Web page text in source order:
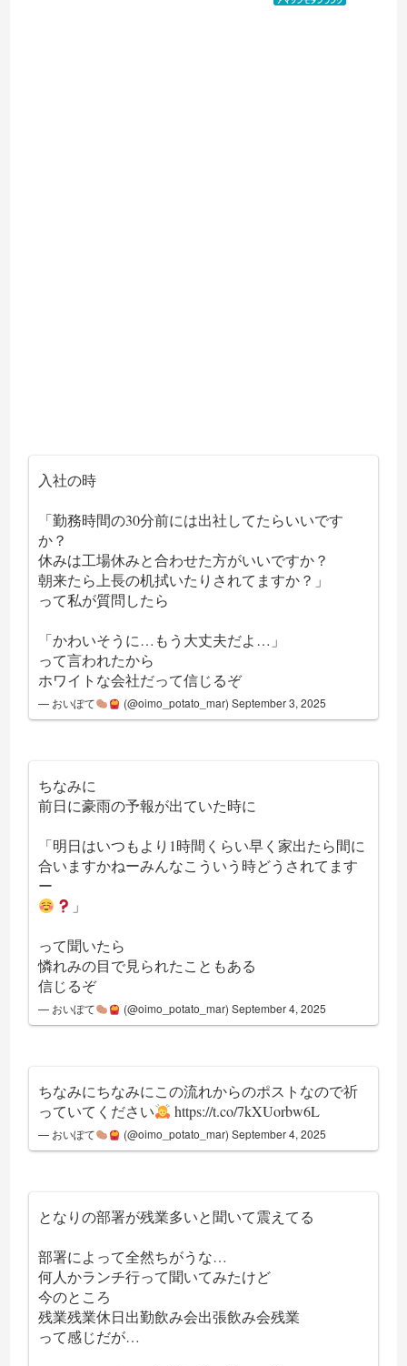
価格：¥100
入社の時
「勤務時間の30分前には出社してたらいいです
か？
休みは工場休みと合わせた方がいいですか？
朝来たら上長の机拭いたりされてますか？」
って私が質問したら
「かわいそうに…もう大丈夫だよ…」
って言われたから
ホワイトな会社だって信じるぞ
— おいぽて (@oimo_potato_mar) September 3, 2025
ちなみに
前日に豪雨の予報が出ていた時に
「明日はいつもより1時間くらい早く家出たら間に
合いますかねーみんなこういう時どうされてます
ー
」
って聞いたら
憐れみの目で見られたこともある
信じるぞ
— おいぽて (@oimo_potato_mar) September 4, 2025
ちなみにちなみにこの流れからのポストなので祈
っていてください
https://t.co/7kXUorbw6L
— おいぽて (@oimo_potato_mar) September 4, 2025
となりの部署が残業多いと聞いて震えてる
部署によって全然ちがうな…
何人かランチ行って聞いてみたけど
今のところ
残業残業休日出勤飲み会出張飲み会残業
って感じだが…